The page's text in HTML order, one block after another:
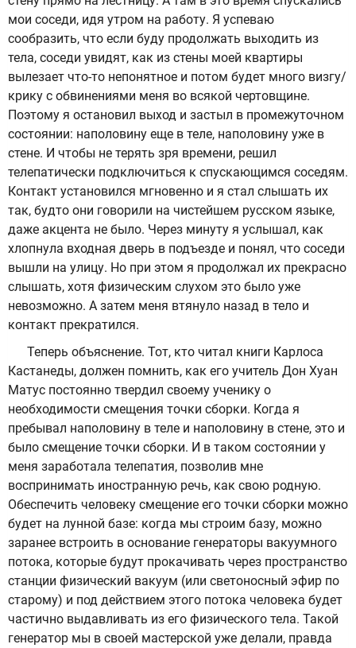
мои соседи, идя утром на работу. Я успеваю
сообразить, что если буду продолжать выходить из
тела, соседи увидят, как из стены моей квартиры
вылезает что-то непонятное и потом будет много визгу/
крику с обвинениями меня во всякой чертовщине.
Поэтому я остановил выход и застыл в промежуточном
состоянии: наполовину еще в теле, наполовину уже в
стене. И чтобы не терять зря времени, решил
телепатически подключиться к спускающимся соседям.
Контакт установился мгновенно и я стал слышать их
так, будто они говорили на чистейшем русском языке,
даже акцента не было. Через минуту я услышал, как
хлопнула входная дверь в подъезде и понял, что соседи
вышли на улицу. Но при этом я продолжал их прекрасно
слышать, хотя физическим слухом это было уже
невозможно. А затем меня втянуло назад в тело и
контакт прекратился.
Теперь объяснение. Тот, кто читал книги Карлоса
Кастанеды, должен помнить, как его учитель Дон Хуан
Матус постоянно твердил своему ученику о
необходимости смещения точки сборки. Когда я
пребывал наполовину в теле и наполовину в стене, это и
было смещение точки сборки. И в таком состоянии у
меня заработала телепатия, позволив мне
воспринимать иностранную речь, как свою родную.
Обеспечить человеку смещение его точки сборки можно
будет на лунной базе: когда мы строим базу, можно
заранее встроить в основание генераторы вакуумного
потока, которые будут прокачивать через пространство
станции физический вакуум (или светоносный эфир по
старому) и под действием этого потока человека будет
частично выдавливать из его физического тела. Такой
генератор мы в своей мастерской уже делали, правда